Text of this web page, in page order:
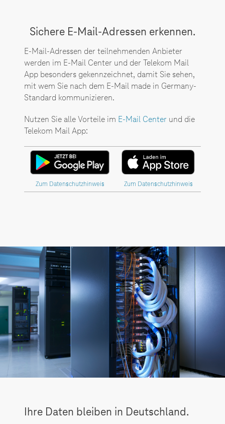
Sichere E-Mail-Adressen erkennen.
E-Mail-Adressen der teilnehmenden Anbieter
werden im E-Mail Center und der Telekom Mail
App besonders gekennzeichnet, damit Sie sehen,
mit wem Sie nach dem E-Mail made in Germany-
Standard kommunizieren.
Nutzen Sie alle Vorteile im E-Mail Center und die
Telekom Mail App:
Zum Datenschutzhinweis Zum Datenschutzhinweis
Ihre Daten bleiben in Deutschland.